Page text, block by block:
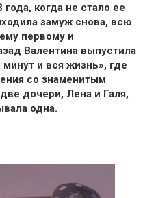
когда не стало ее
замуж снова, всю
первому и
Валентина выпустила
и вся жизнь», где
со знаменитым
дочери, Лена и Галя,
одна.